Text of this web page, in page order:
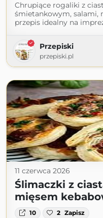
Chrupiące rogaliki z
śmietankowym, salami,
przepis idealny na
Przepiski
przepiski.pl
11 czerwca 2026
Ślimaczki z
mięsem
10 2 Zapisz